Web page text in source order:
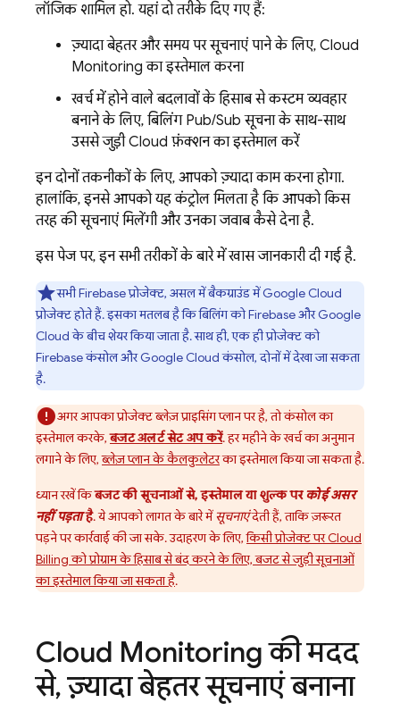
लॉजिक शामिल हो. यहां दो तरीके दिए गए हैं:
ज़्यादा बेहतर और समय पर सूचनाएं पाने के लिए, Cloud
Monitoring का इस्तेमाल करना
खर्च में होने वाले बदलावों के हिसाब से कस्टम व्यवहार
बनाने के लिए, बिलिंग Pub/Sub सूचना के साथ-साथ
उससे जुड़ी Cloud फ़ंक्शन का इस्तेमाल करें
इन दोनों तकनीकों के लिए, आपको ज़्यादा काम करना होगा.
हालांकि, इनसे आपको यह कंट्रोल मिलता है कि आपको किस
तरह की सूचनाएं मिलेंगी और उनका जवाब कैसे देना है.
इस पेज पर, इन सभी तरीकों के बारे में खास जानकारी दी गई है.
सभी Firebase प्रोजेक्ट, असल में बैकग्राउंड मेंGoogle Cloud
प्रोजेक्ट होते हैं. इसका मतलब है कि बिलिंग को Firebase औरGoogle
Cloudके बीच शेयर किया जाता है. साथ ही, एक ही प्रोजेक्ट को
Firebaseकंसोल औरGoogle Cloudकंसोल, दोनों में देखा जा सकता
है.
अगर आपका प्रोजेक्ट ब्लेज़ प्राइसिंग प्लान पर है, तो कंसोल का
इस्तेमाल करके,बजट अलर्ट सेट अप करें. हर महीने के खर्च का अनुमान
लगाने के लिए,ब्लेज़ प्लान के कैलकुलेटरका इस्तेमाल किया जा सकता है.
ध्यान रखें किबजट की सूचनाओं से, इस्तेमाल या शुल्क परकोई असर
नहीं पड़ताहै. ये आपको लागत के बारे मेंसूचनाएंदेती हैं, ताकि ज़रूरत
पड़ने पर कार्रवाई की जा सके. उदाहरण के लिए,किसी प्रोजेक्ट परCloud
Billingको प्रोग्राम के हिसाब से बंद करने के लिए, बजट से जुड़ी सूचनाओं
का इस्तेमाल किया जा सकता है.
Cloud Monitoringकी मदद
से,ज़्यादा बेहतर सूचनाएं बनाना